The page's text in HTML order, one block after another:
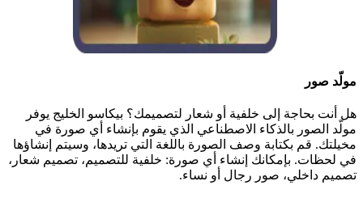
مولّد صور
هل أنت بحاجة إلى خلفية أو شعار لتصميمك؟ بيكاسو الخليج يوفر
مولّد الصور بالذكاء الاصطناعي الذي يقوم بإنشاء أي صورة في
مخيلتك. قم بكتابة وصف الصورة باللغة التي تريدها، وسيتم إنشاؤها
في لحظات. بإمكانك إنشاء أي صورة: خلفية للتصميم، تصميم شعار،
تصميم داخلي، صور رجال أو نساء.